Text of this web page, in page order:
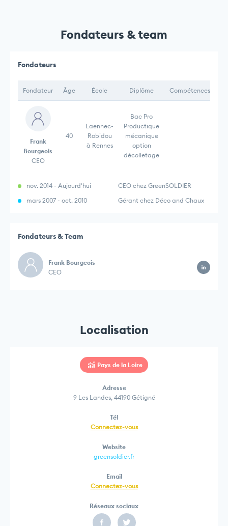
Fondateurs & team
Fondateurs
Fondateur Âge École Diplôme Compétences
Frank
Bourgeois
CEO
40
Laennec-
Robidou
à Rennes
Bac Pro
Productique
mécanique
option
décolletage
nov. 2014 - Aujourd'hui
CEO chez GreenSOLDIER
mars 2007 - oct. 2010
Gérant chez Déco and Chaux
Fondateurs & Team
Frank Bourgeois
CEO
Localisation
Pays de la Loire
Adresse
9 Les Landes, 44190 Gétigné
Tél
Connectez-vous
Website
greensoldier.fr
Email
Connectez-vous
Réseaux sociaux